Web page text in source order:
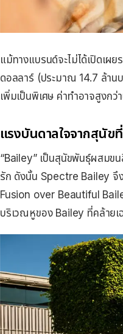
แม้ทางแบรนด์จะไม่ได้เปิดเ
ดอลลาร์ (ประมาณ 14.7 ล้าน
เพิ่มเป็นพิเศษ ค่าทำอาจสูงก
แรงบันดาลใจจากสุนัข
“Bailey” เป็นสุนัขพันธุ์ผสมข
รัก ดังนั้น Spectre Bailey จึ
Fusion over Beautiful
บริเวณหูของ Bailey ที่คล้าย